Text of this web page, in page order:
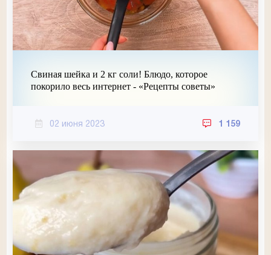
Свиная шейка и 2 кг соли! Блюдо, которое
покорило весь интернет - «Рецепты советы»
02 июня 2023 1 159